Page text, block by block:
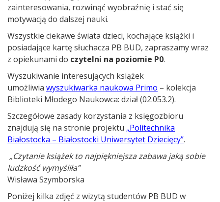
zainteresowania, rozwinąć wyobraźnię i stać się
motywacją do dalszej nauki.
Wszystkie ciekawe świata dzieci, kochające książki i
posiadające kartę słuchacza PB BUD, zapraszamy wraz
z opiekunami do czytelni na poziomie P0.
Wyszukiwanie interesujących książek
umożliwia wyszukiwarka naukowa Primo – kolekcja
Biblioteki Młodego Naukowca: dział (02.053.2).
Szczegółowe zasady korzystania z księgozbioru
znajdują się na stronie projektu „Politechnika
Białostocka – Białostocki Uniwersytet Dziecięcy”.
„Czytanie książek to najpiękniejsza zabawa jaką sobie
ludzkość wymyśliła”
Wisława Szymborska
Poniżej kilka zdjęć z wizytą studentów PB BUD w